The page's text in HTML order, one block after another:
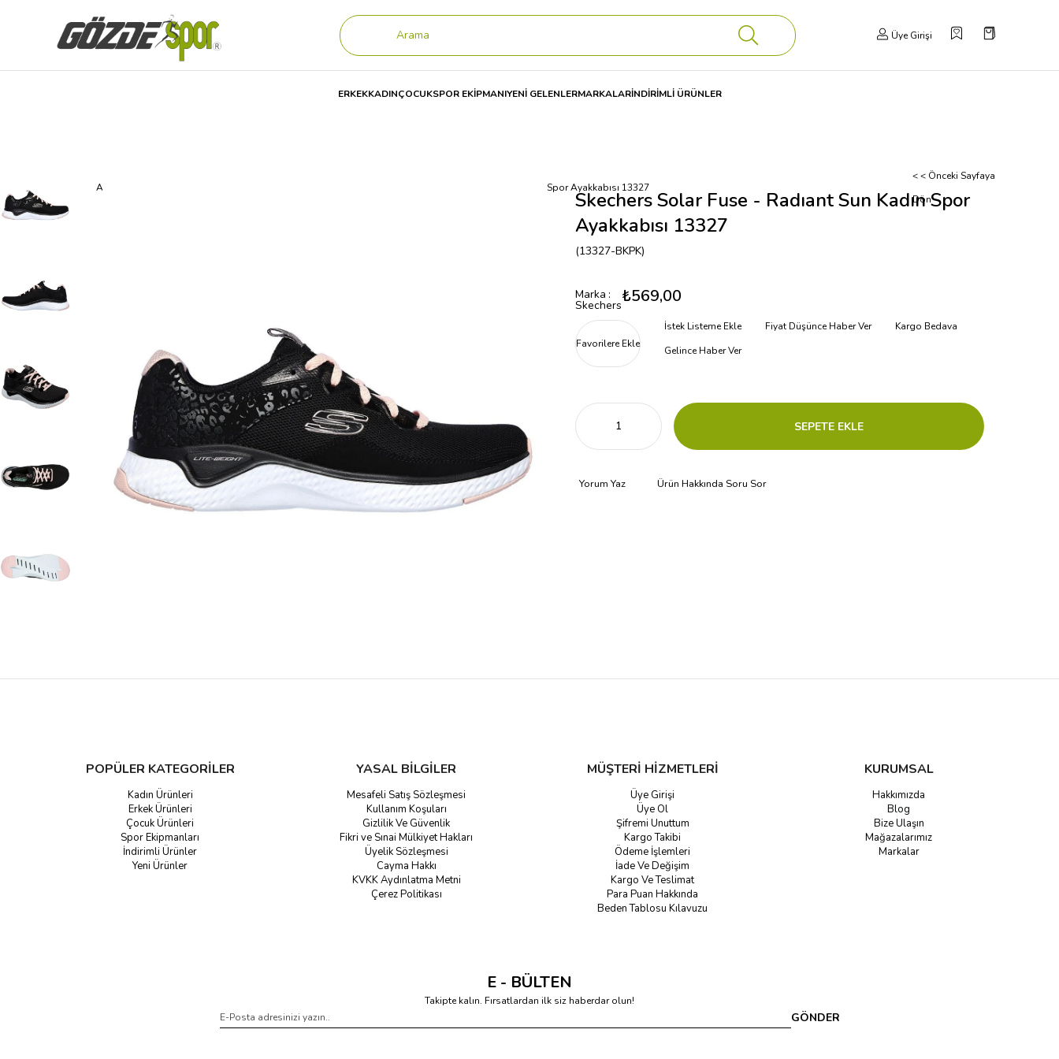
Üye Girişi
ERKEKKADINÇOCUKSPOR EKİPMANIYENİ GELENLERMARKALARİNDİRİMLİ ÜRÜNLER
Anasayfa Skechers Solar Fuse - Radıant Sun Kadın Spor Ayakkabısı 13327
< < Önceki Sayfaya
Dön
Skechers Solar Fuse - Radıant Sun Kadın Spor
Ayakkabısı 13327
(13327-BKPK)
Marka :
Skechers₺569,00
Favorilere Ekle
İstek Listeme Ekle Fiyat Düşünce Haber Ver
Kargo Bedava
Gelince Haber Ver
Yorum Yaz Ürün Hakkında Soru Sor
POPÜLER KATEGORİLER
Kadın Ürünleri
Erkek Ürünleri
Çocuk Ürünleri
Spor Ekipmanları
İndirimli Ürünler
Yeni Ürünler
YASAL BİLGİLER
Mesafeli Satış Sözleşmesi
Kullanım Koşuları
Gizlilik Ve Güvenlik
Fikri ve Sınai Mülkiyet Hakları
Üyelik Sözleşmesi
Cayma Hakkı
KVKK Aydınlatma Metni
Çerez Politikası
MÜŞTERİ HİZMETLERİ
Üye Girişi
Üye Ol
Şifremi Unuttum
Kargo Takibi
Ödeme İşlemleri
İade Ve Değişim
Kargo Ve Teslimat
Para Puan Hakkında
Beden Tablosu Kılavuzu
KURUMSAL
Hakkımızda
Blog
Bize Ulaşın
Mağazalarımız
Markalar
E - BÜLTEN
Takipte kalın. Fırsatlardan ilk siz haberdar olun!
GÖNDER